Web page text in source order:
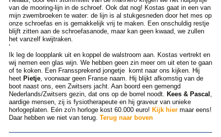
van de mooring-lijn in de schroef. Ook dat nog! Kostas gaat in een van
mijn zwembroeken te water: de lijn is al stukgesneden door het mes op
onze schroefas en is gemakkelijk vrij te maken. Een onschuldig restje
blijft zitten aan de schroefasanode, maar kan geen kwaad, we zullen
het vanzelf kwijtraken.
'
Ik leg de loopplank uit en koppel de walstroom aan. Kostas vertrekt en
wij nemen een glas wijn. We hebben geen zin meer om uit eten te gaan
of te koken. Een Franssprekend jongetje komt naar ons kijken. Hij
heet Pietje, voorwaar geen Franse naam. Hij blijkt afkomstig van de
boot naast ons, een Zwitsers jacht. Aan boord een gemengd
Nederlands/Zwitsers gezin, dat ons op de borrel noodt. Kees & Pascal
aardige mensen, zij is fysiotherapeute en hij graveur van unieke
horlogeplaten. Eén zo'n horloge kost 60.000 euro! Kijk hiermaar eens!
Daar hebben we niet van terug. Terug naar boven